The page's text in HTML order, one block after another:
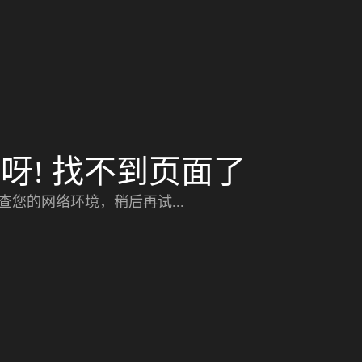
! 找不到页面了
您的网络环境，稍后再试...